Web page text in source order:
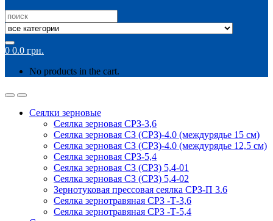
Search
for:
0 0.0 грн.
No products in the cart.
Сеялки зерновые
Сеялка зерновая СРЗ-3,6
Сеялка зерновая СЗ (СРЗ)-4.0 (междурядье 15 см)
Сеялка зерновая СЗ (СРЗ)-4.0 (междурядье 12,5 см)
Сеялка зерновая СРЗ-5,4
Сеялка зерновая СЗ (СРЗ) 5,4-01
Сеялка зерновая СЗ (СРЗ) 5,4-02
Зернотуковая прессовая сеялка СРЗ-П 3.6
Сеялка зернотравяная СРЗ -Т-3,6
Сеялка зернотравяная СРЗ -Т-5,4